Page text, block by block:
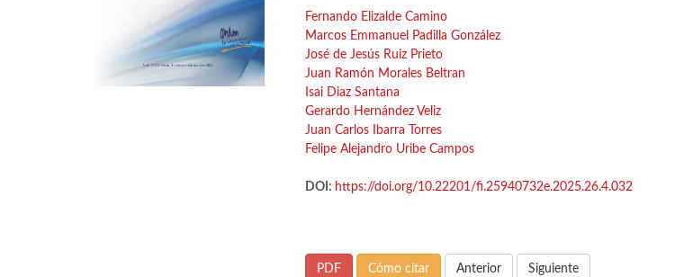
Fernando Elizalde Camino
Marcos Emmanuel Padilla González
José de Jesús Ruiz Prieto
Juan Ramón Morales Beltran
Isai Diaz Santana
Gerardo Hernández Veliz
Juan Carlos Ibarra Torres
Felipe Alejandro Uribe Campos
DOI: https://doi.org/10.22201/fi.25940732e.2025.26.4.032
PDF Cómo citar Anterior Siguiente